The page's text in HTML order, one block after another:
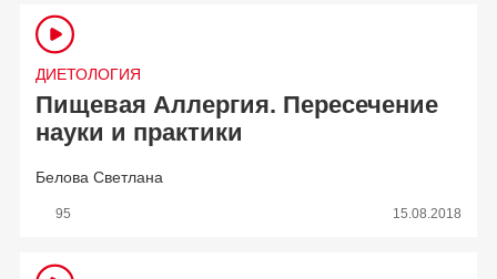
ДИЕТОЛОГИЯ
Пищевая Аллергия. Пересечение
науки и практики
Белова Светлана
95 15.08.2018